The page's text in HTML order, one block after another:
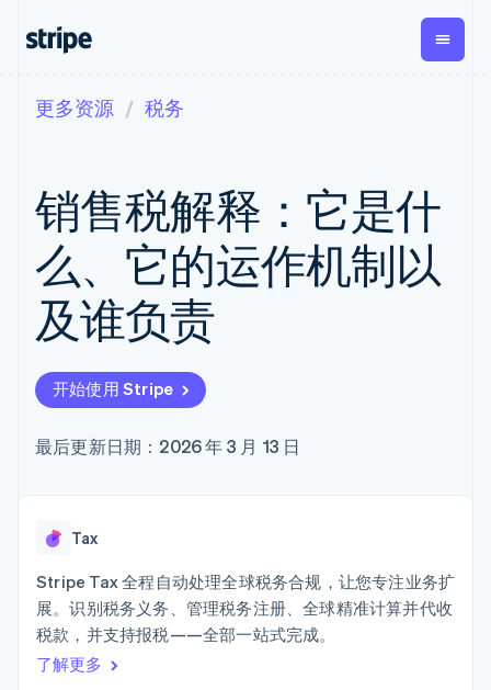
支付
在线支付
Managed
Payments
备案商家解决
方案
Payment links
无代码支付
预构建支付界
面
Elements
灵活的 UI 组件
Payment
接入 125+ 种支
Terminal
Authorization
Boost
支付成功率优
化
Link
加速结账
经常性收入
Metronome
按用量计费
Subscriptions
订阅管理
Invoicing
一次性或定期
Tax
销售税和增值
Revenue
Recognition
Stripe Sigma
Global
Payouts
向第三
方打款
Crypto
按企业阶段
按应用场景
智能体商务
加密货币
电子商务
嵌入式金融
财务自动化
全球化企业
交易市场
按行业
AI 企业
文档
库与 SDK
Stripe Apps
指南
接受线上付款
实施预置结账流程
构建平台或交易市场
管理订阅
发行稳定币支持的支付卡
资源
应用集成
代码示例
学习
指南
支持
获取支持
托管支持方案
专业服务
公司
Stripe Press
更多资源 税务
销售税解释：它是什
么、它的运作机制以
及谁负责
开始使用 Stripe
最后更新日期：2026 年 3 月 13 日
Tax
Stripe Tax 全程自动处理全球税务合规，让您专注业务扩
展。识别税务义务、管理税务注册、全球精准计算并代收
税款，并支持报税——全部一站式完成。
了解更多